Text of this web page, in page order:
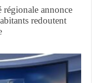
régionale annonce
redoutent